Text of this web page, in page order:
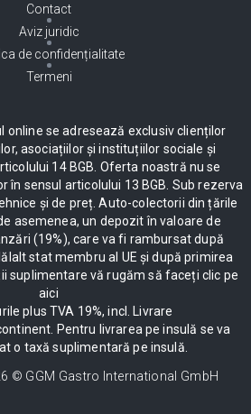
Contact
Aviz juridic
de confidențialitate
Termeni
online se adresează exclusiv clienților
asociațiilor și instituțiilor sociale și
14 BGB. Oferta noastră nu se
în sensul articolului 13 BGB. Sub rezerva
și de preț. Auto-colectorii din țările
asemenea, un depozit în valoare de
(19%), care va fi rambursat după
stat membru al UE și după primirea
suplimentare vă rugăm să faceți clic pe
aici
plus TVA 19%, incl. Livrare
Pentru livrarea pe insulă se va
o taxă suplimentară pe insulă.
© GGM Gastro International GmbH